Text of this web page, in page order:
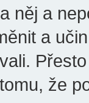
něj a
a
že